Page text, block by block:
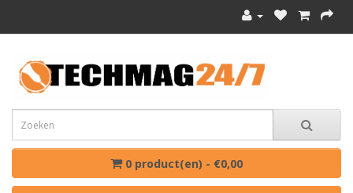
0 product(en) - €0,00